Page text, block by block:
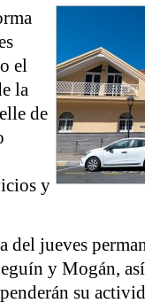
el
la
de
y
jueves
y Mogán,
su